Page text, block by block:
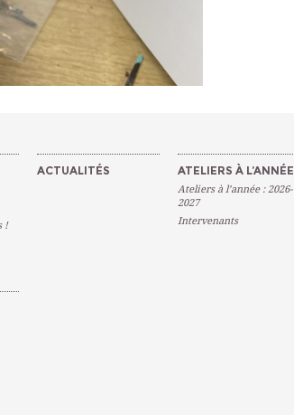
!
ACTUALITÉS ATELIERS À L’ANNÉE
Ateliers à l’année : 2026-
2027
Intervenants